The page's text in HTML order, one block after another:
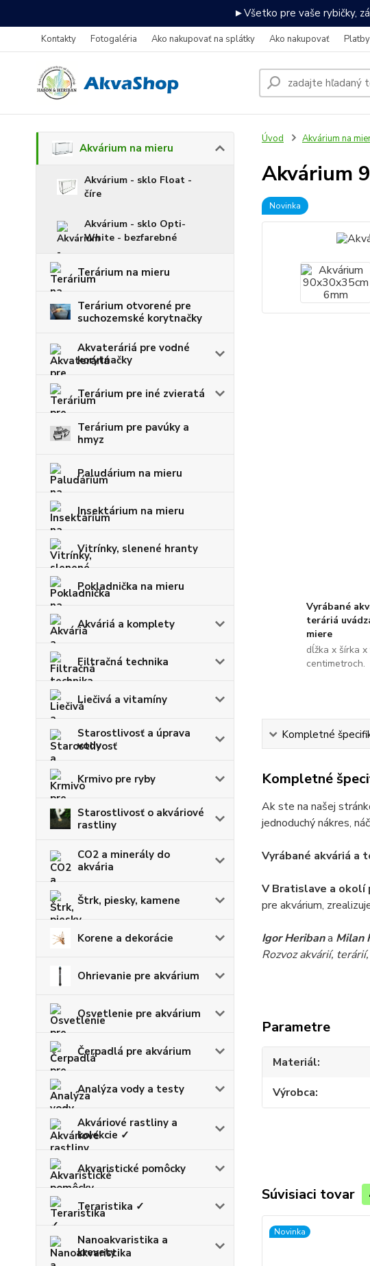
►Všetko pre vaše rybičky,
Kontakty Fotogaléria Ako nakupovať na splátky Ako nakupovať Platby
Akvárium na mieru
Akvárium - sklo Float -
číre
Akvárium - sklo Opti-
White - bezfarebné
Terárium na mieru
Terárium otvorené pre
suchozemské korytnačky
Akvateráriá pre vodné
korytnačky
Terárium pre iné zvieratá
Terárium pre pavúky a
hmyz
Paludárium na mieru
Insektárium na mieru
Vitrínky, slenené hranty
Pokladnička na mieru
Akváriá a komplety
Filtračná technika
Liečivá a vitamíny
Starostlivosť a úprava
vody
Krmivo pre ryby
Starostlivosť o akváriové
rastliny
CO2 a minerály do
akvária
Štrk, piesky, kamene
Korene a dekorácie
Ohrievanie pre akvárium
Osvetlenie pre akvárium
Čerpadlá pre akvárium
Analýza vody a testy
Akváriové rastliny a
kolekcie ✓
Akvaristické pomôcky
Teraristika ✓
Nanoakvaristika a
krevety
Úvod Akvárium na
Akvárium
Novinka
Vyrábané
teráriá
miere
dĺžka x šírka
centimetroch.
Kompletné
Kompletné
Ak ste na našej
jednoduchý nákres,
Vyrábané akváriá a
V Bratislave a okolí
pre akvárium,
Igor Heribana Milan
Rozvoz akvárií,
Parametre
Materiál
Výrobca
Súvisiaci tovar
Novinka